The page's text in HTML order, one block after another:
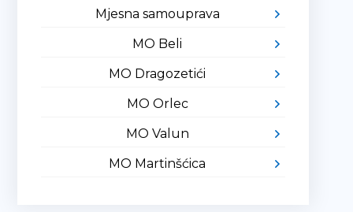
Mjesna samouprava
MO Beli
MO Dragozetići
MO Orlec
MO Valun
MO Martinšćica